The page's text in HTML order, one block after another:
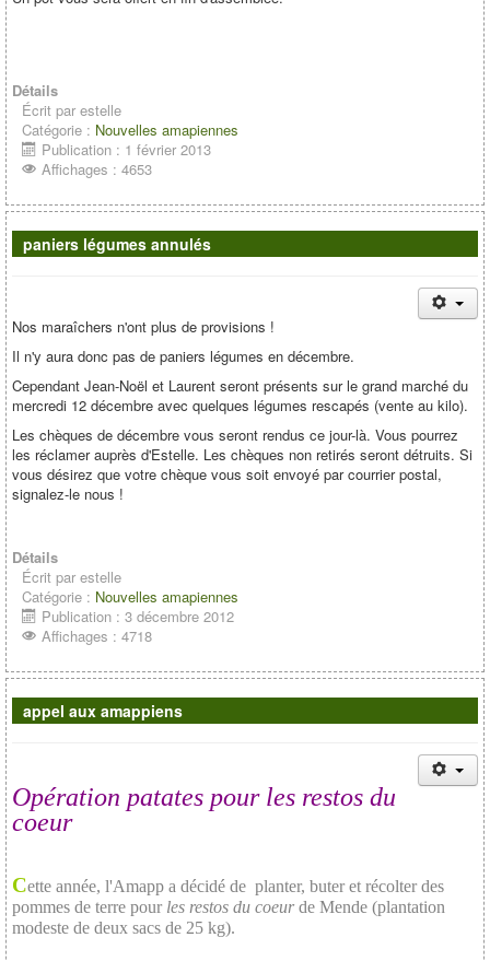
Détails
Écrit par estelle
Catégorie : Nouvelles amapiennes
Publication : 1 février 2013
Affichages : 4653
paniers légumes annulés
Nos maraîchers n'ont plus de provisions !
Il n'y aura donc pas de paniers légumes en décembre.
Cependant Jean-Noël et Laurent seront présents sur le grand marché du
mercredi 12 décembre avec quelques légumes rescapés (vente au kilo).
Les chèques de décembre vous seront rendus ce jour-là. Vous pourrez
les réclamer auprès d'Estelle. Les chèques non retirés seront détruits. Si
vous désirez que votre chèque vous soit envoyé par courrier postal,
signalez-le nous !
Détails
Écrit par estelle
Catégorie : Nouvelles amapiennes
Publication : 3 décembre 2012
Affichages : 4718
appel aux amappiens
Opération patates pour les restos du
coeur
Cette année, l'Amapp a décidé de planter, buter et récolter des
pommes de terre pour les restos du coeurde Mende (plantation
modeste de deux sacs de 25 kg).